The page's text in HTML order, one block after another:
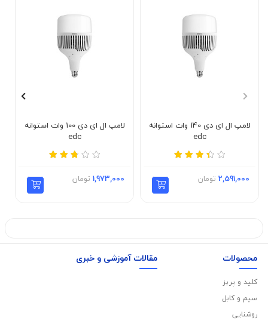
لامپ ال ای دی 140 وات استوانه
edc
2,591,000 تومان
لامپ ال ای دی 100 وات استوانه
edc
1,973,000 تومان
محصولات
کلید و پریز
سیم و کابل
روشنایی
مقالات آموزشی و خبری